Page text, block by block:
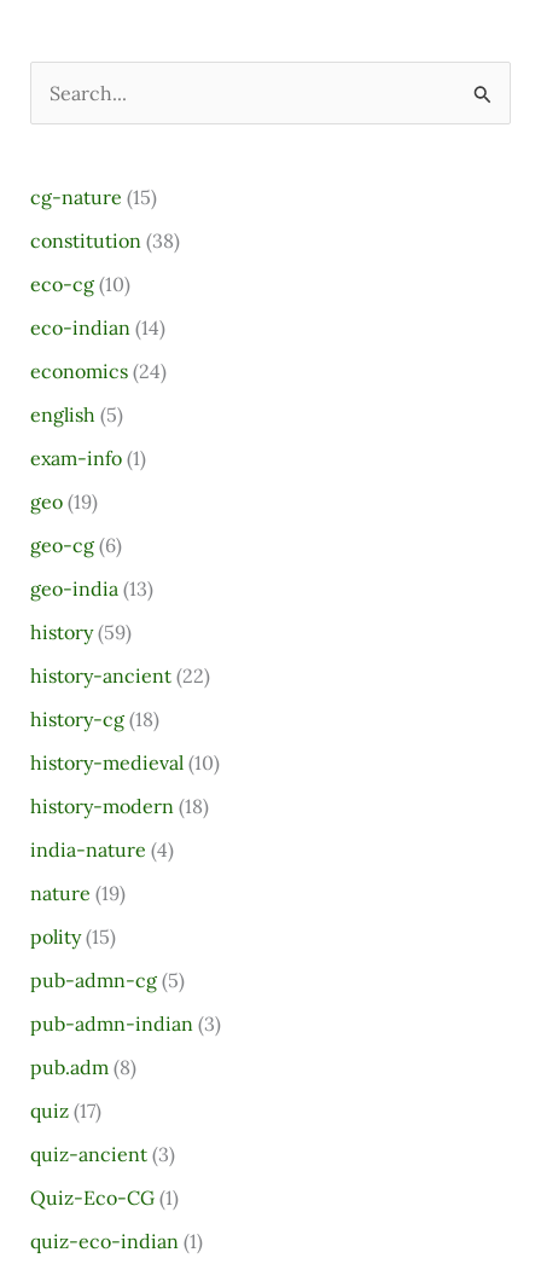
c
h
f
o
r
cg-nature (15)
constitution(38)
eco-cg(10)
eco-indian(14)
economics(24)
english (5)
exam-info(1)
geo(19)
geo-cg(6)
geo-india(13)
history(59)
history-ancient(22)
history-cg(18)
history-medieval(10)
history-modern(18)
india-nature (4)
nature (19)
polity(15)
pub-admn-cg(5)
pub-admn-indian(3)
pub.adm(8)
quiz(17)
quiz-ancient(3)
Quiz-Eco-CG(1)
quiz-eco-indian(1)